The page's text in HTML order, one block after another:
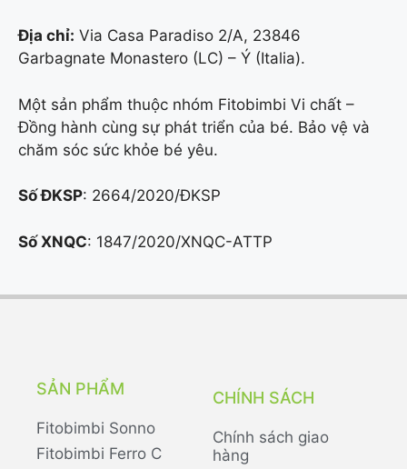
Địa chỉ: Via Casa Paradiso 2/A, 23846
Garbagnate Monastero (LC) – Ý (Italia).
Một sản phẩm thuộc nhóm Fitobimbi Vi chất –
Đồng hành cùng sự phát triển của bé. Bảo vệ và
chăm sóc sức khỏe bé yêu.
Số ĐKSP: 2664/2020/ĐKSP
Số XNQC: 1847/2020/XNQC-ATTP
SẢN PHẨM
Fitobimbi Sonno
Fitobimbi Ferro C
CHÍNH SÁCH
Chính sách giao
hàng